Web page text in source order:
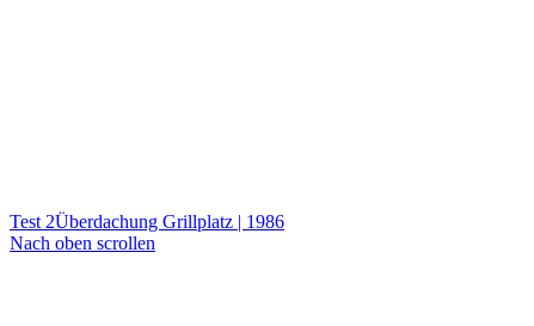
Test 2Überdachung Grillplatz | 1986
Nach oben scrollen